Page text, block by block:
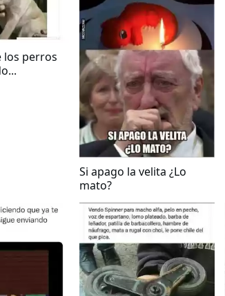
los perros
Si apago la velita ¿Lo
mato?